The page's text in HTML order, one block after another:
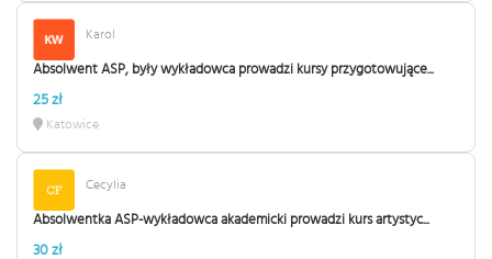
Karol
Absolwent ASP, były wykładowca prowadzi kursy przygotowujące...
25 zł
Katowice
Cecylia
Absolwentka ASP-wykładowca akademicki prowadzi kurs artystyc...
30 zł